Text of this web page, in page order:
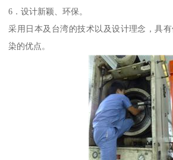
6．设计新颖、环保。
采用日本及台湾的技术以及设计理念，具
染的优点。